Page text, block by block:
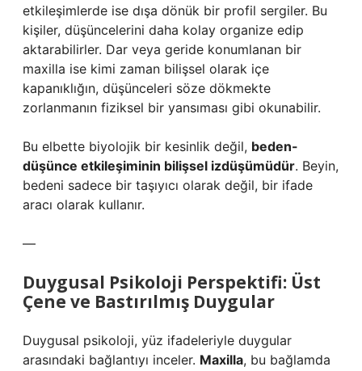
etkileşimlerde ise dışa dönük bir profil sergiler. Bu
kişiler, düşüncelerini daha kolay organize edip
aktarabilirler. Dar veya geride konumlanan bir
maxilla ise kimi zaman bilişsel olarak içe
kapanıklığın, düşünceleri söze dökmekte
zorlanmanın fiziksel bir yansıması gibi okunabilir.
Bu elbette biyolojik bir kesinlik değil, beden-
düşünce etkileşiminin bilişsel izdüşümüdür. Beyin,
bedeni sadece bir taşıyıcı olarak değil, bir ifade
aracı olarak kullanır.
—
Duygusal Psikoloji Perspektifi: Üst
Çene ve Bastırılmış Duygular
Duygusal psikoloji, yüz ifadeleriyle duygular
arasındaki bağlantıyı inceler. Maxilla, bu bağlamda